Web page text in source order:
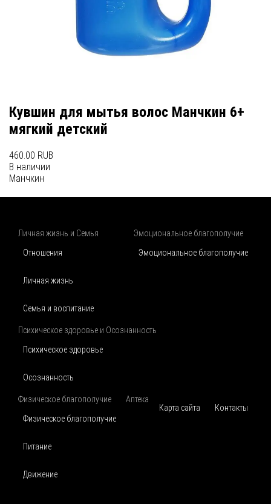
Кувшин для мытья волос Манчкин 6+
мягкий детский
460.00 RUB
В наличии
Манчкин
Личная жизнь и Семья
Отношения
Личная жизнь
Семья и воспитание
Эмоциональное благополучие
Эмоциональное благополучие
Психическое здоровье и Осознанность
Психическое здоровье
Осознанность
Физическое благополучие
Физическое благополучие
Питание
Движение
Аптека
Карта сайта
Контакты